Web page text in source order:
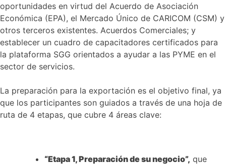
oportunidades en virtud del Acuerdo de Asociación
Económica (EPA), el Mercado Único de CARICOM (CSM) y
otros terceros existentes. Acuerdos Comerciales; y
establecer un cuadro de capacitadores certificados para
la plataforma SGG orientados a ayudar a las PYME en el
sector de servicios.
La preparación para la exportación es el objetivo final, ya
que los participantes son guiados a través de una hoja de
ruta de 4 etapas, que cubre 4 áreas clave:
“Etapa 1, Preparación de su negocio”, que